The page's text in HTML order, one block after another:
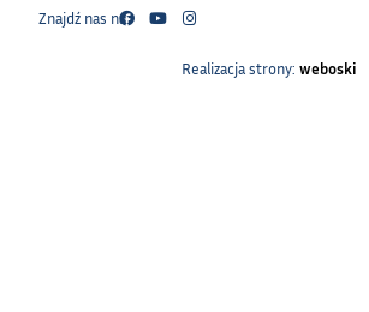
Znajdź nas na:
Realizacja strony: weboski